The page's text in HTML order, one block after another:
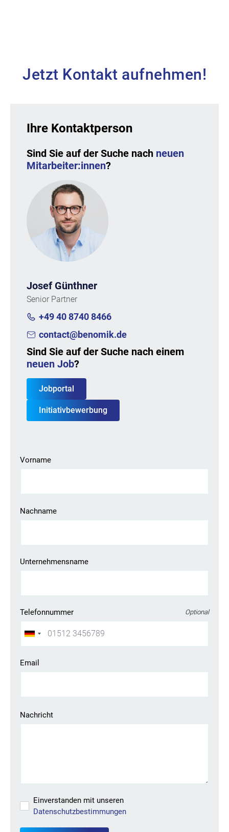
Jetzt Kontakt aufnehmen!
Vorname
Nachname
Unternehmensname
Telefonnummer Optional
Email
Registrieren Sie sich in unserem
unsere Personalverantwortlichen werden Sie kontaktieren
Nachricht
Einverstanden mit unseren
Datenschutzbestimmungen
Ihre Kontaktperson
Sind Sie auf der Suche nach neuen
Mitarbeiter:innen?
Josef Günthner
Senior Partner
+49 40 8740 8466
contact@benomik.de
Sind Sie auf der Suche nach einem
neuen Job?
Jobportal
Initiativbewerbung